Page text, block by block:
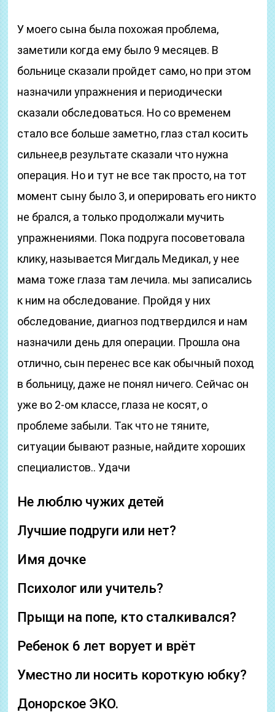
У моего сына была похожая проблема,
заметили когда ему было 9 месяцев. В
больнице сказали пройдет само, но при этом
назначили упражнения и периодически
сказали обследоваться. Но со временем
стало все больше заметно, глаз стал косить
сильнее,в результате сказали что нужна
операция. Но и тут не все так просто, на тот
момент сыну было 3, и оперировать его никто
не брался, а только продолжали мучить
упражнениями. Пока подруга посоветовала
клику, называется Мигдаль Медикал, у нее
мама тоже глаза там лечила. мы записались
к ним на обследование. Пройдя у них
обследование, диагноз подтвердился и нам
назначили день для операции. Прошла она
отлично, сын перенес все как обычный поход
в больницу, даже не понял ничего. Сейчас он
уже во 2-ом классе, глаза не косят, о
проблеме забыли. Так что не тяните,
ситуации бывают разные, найдите хороших
специалистов.. Удачи
Не люблю чужих детей
Лучшие подруги или нет?
Имя дочке
Психолог или учитель?
Прыщи на попе, кто сталкивался?
Ребенок 6 лет ворует и врёт
Уместно ли носить короткую юбку?
Донорское ЭКО.